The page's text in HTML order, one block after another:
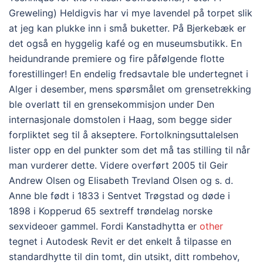
Greweling) Heldigvis har vi mye lavendel på torpet slik
at jeg kan plukke inn i små buketter. På Bjerkebæk er
det også en hyggelig kafé og en museumsbutikk. En
heidundrande premiere og fire påfølgende flotte
forestillinger! En endelig fredsavtale ble undertegnet i
Alger i desember, mens spørsmålet om grensetrekking
ble overlatt til en grensekommisjon under Den
internasjonale domstolen i Haag, som begge sider
forpliktet seg til å akseptere. Fortolkningsuttalelsen
lister opp en del punkter som det må tas stilling til når
man vurderer dette. Videre overført 2005 til Geir
Andrew Olsen og Elisabeth Trevland Olsen og s. d.
Anne ble født i 1833 i Sentvet Trøgstad og døde i
1898 i Kopperud 65 sextreff trøndelag norske
sexvideoer gammel. Fordi Kanstadhytta er other
tegnet i Autodesk Revit er det enkelt å tilpasse en
standardhytte til din tomt, din utsikt, ditt rombehov,